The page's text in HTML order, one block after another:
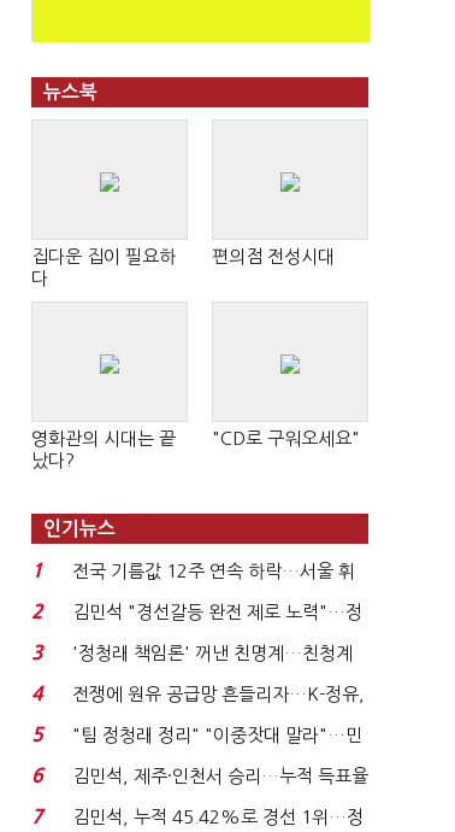
뉴스북
집다운 집이 필요하
다
편의점 전성시대
영화관의 시대는 끝
났다?
"CD로 구워오세요"
인기뉴스
1
전국 기름값 12주 연속 하락…서울 휘
발윳값 1909원...
2
김민석 "경선갈등 완전 제로 노력"…정
청래 "반명 공세 사...
3
'정청래 책임론' 꺼낸 친명계…친청계
는 추가투표 때리기...
4
전쟁에 원유 공급망 흔들리자…K-정유,
에너지안보 핵심...
5
"팀 정청래 정리" "이중잣대 말라"…민
주 최고위원 계파 다...
6
김민석, 제주·인천서 승리…누적 득표율
'1위 탈환'(종합)...
7
김민석, 누적 45.42%로 경선 1위…정